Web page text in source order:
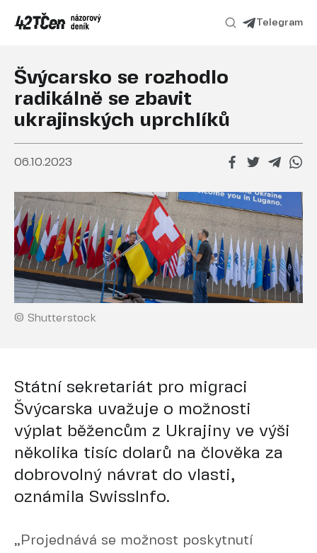
Telegram
Švýcarsko se rozhodlo
radikálně se zbavit
ukrajinských uprchlíků
06.10.2023
© Shutterstock
Státní sekretariát pro migraci
Švýcarska uvažuje o možnosti
výplat běžencům z Ukrajiny ve výši
několika tisíc dolarů na člověka za
dobrovolný návrat do vlasti,
oznámila SwissInfo.
„Projednává se možnost poskytnutí